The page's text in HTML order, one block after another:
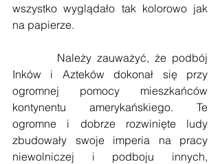
wszystko wyglądało tak kolorowo jak
na papierze.
Inków i Azteków dokonał się przy
ogromnej pomocy mieszkańców
kontynentu amerykańskiego. Te
ogromne i dobrze rozwinięte ludy
zbudowały swoje imperia na pracy
niewolniczej i podboju innych,